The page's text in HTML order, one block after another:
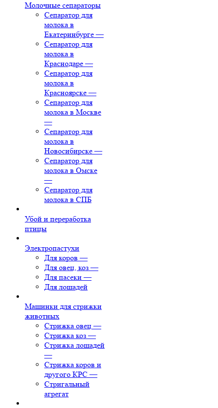
Молочные сепараторы
Сепаратор для
молока в
Екатеринбурге —
Сепаратор для
молока в
Краснодаре —
Сепаратор для
молока в
Красноярске —
Сепаратор для
молока в Москве
—
Сепаратор для
молока в
Новосибирске —
Сепаратор для
молока в Омске
—
Сепаратор для
молока в СПБ
Убой и переработка
птицы
Электропастухи
Для коров —
Для овец, коз —
Для пасеки —
Для лошадей
Машинки для стрижки
животных
Стрижка овец —
Стрижка коз —
Стрижка лошадей
—
Стрижка коров и
другого КРС —
Стригальный
агрегат